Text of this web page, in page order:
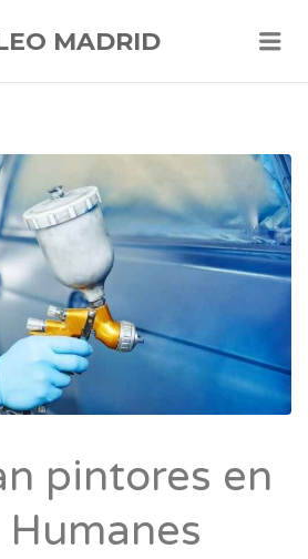
MADRID
pintores en